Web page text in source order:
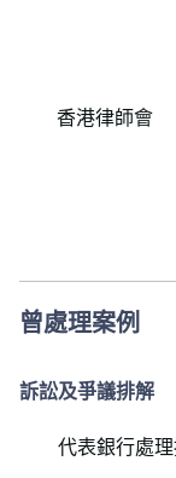
香港律師會
曾處理案例
訴訟及爭議排解
代表銀行處